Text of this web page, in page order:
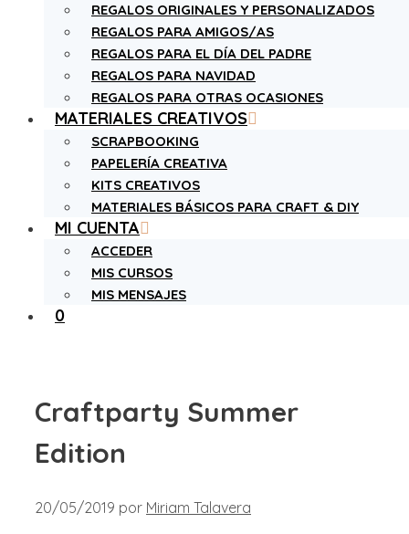
REGALOS ORIGINALES Y PERSONALIZADOS
REGALOS PARA AMIGOS/AS
REGALOS PARA EL DÍA DEL PADRE
REGALOS PARA NAVIDAD
REGALOS PARA OTRAS OCASIONES
MATERIALES CREATIVOS
SCRAPBOOKING
PAPELERÍA CREATIVA
KITS CREATIVOS
MATERIALES BÁSICOS PARA CRAFT & DIY
MI CUENTA
ACCEDER
MIS CURSOS
MIS MENSAJES
0
Craftparty Summer
Edition
20/05/2019 por Miriam Talavera